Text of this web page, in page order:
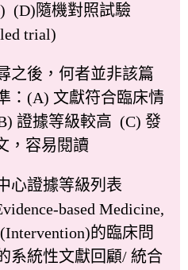
(D)隨機對照試驗
trial)
之後，何者並非該篇
：(A) 文獻符合臨床情
證據等級較高 (C) 發
，容易閱讀
心證據等級列表
based Medicine,
的臨床問
系統性文獻回顧/ 統合